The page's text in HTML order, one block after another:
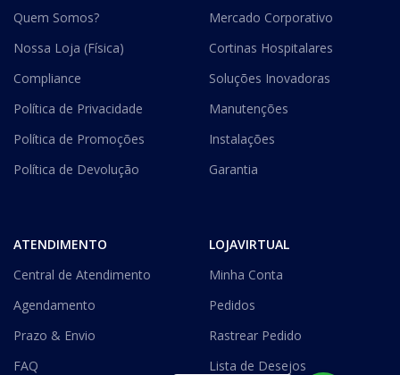
Quem Somos?
Nossa Loja (Física)
Compliance
Política de Privacidade
Política de Promoções
Política de Devolução
Mercado Corporativo
Cortinas Hospitalares
Soluções Inovadoras
Manutenções
Instalações
Garantia
ATENDIMENTO
Central de Atendimento
Agendamento
Prazo & Envio
FAQ
LOJAVIRTUAL
Minha Conta
Pedidos
Rastrear Pedido
Lista de Desejos